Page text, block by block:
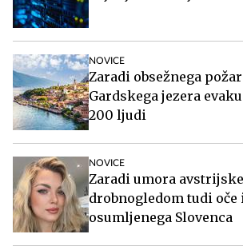
NOVICE
Zaradi obsežnega
Gardskega jezera
200 ljudi
NOVICE
Zaradi umora
drobnogledom tudi oče
osumljenega Slovenca